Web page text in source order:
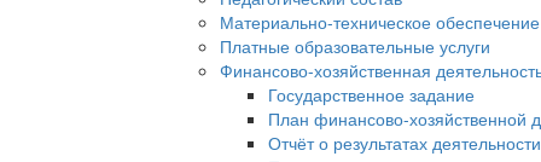
Материально-техническое
Платные образовательные услуги
Финансово-хозяйственная
Государственное задание
План финансово-хозяйственной
Отчёт о результатах